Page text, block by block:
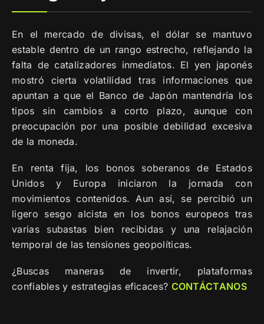
En el mercado de divisas, el dólar se mantuvo
estable dentro de un rango estrecho, reflejando la
falta de catalizadores inmediatos. El yen japonés
mostró cierta volatilidad tras informaciones que
apuntan a que el Banco de Japón mantendría los
tipos sin cambios a corto plazo, aunque con
preocupación por una posible debilidad excesiva
de la moneda.
En renta fija, los bonos soberanos de Estados
Unidos y Europa iniciaron la jornada con
movimientos contenidos. Aun así, se percibió un
ligero sesgo alcista en los bonos europeos tras
varias subastas bien recibidas y una relajación
temporal de las tensiones geopolíticas.
¿Buscas maneras de invertir, plataformas
confiables y estrategias eficaces? CONTÁCTANOS